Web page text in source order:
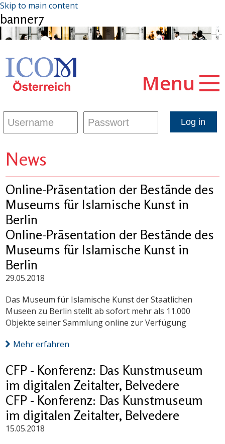
Skip to main content
banner7
Menu
News
Online-Präsentation der Bestände des
Museums für Islamische Kunst in
Berlin
Online-Präsentation der Bestände des
Museums für Islamische Kunst in
Berlin
29.05.2018
Das Museum für Islamische Kunst der Staatlichen
Museen zu Berlin stellt ab sofort mehr als 11.000
Objekte seiner Sammlung online zur Verfügung
Mehr erfahren
CFP - Konferenz: Das Kunstmuseum
im digitalen Zeitalter, Belvedere
CFP - Konferenz: Das Kunstmuseum
im digitalen Zeitalter, Belvedere
15.05.2018